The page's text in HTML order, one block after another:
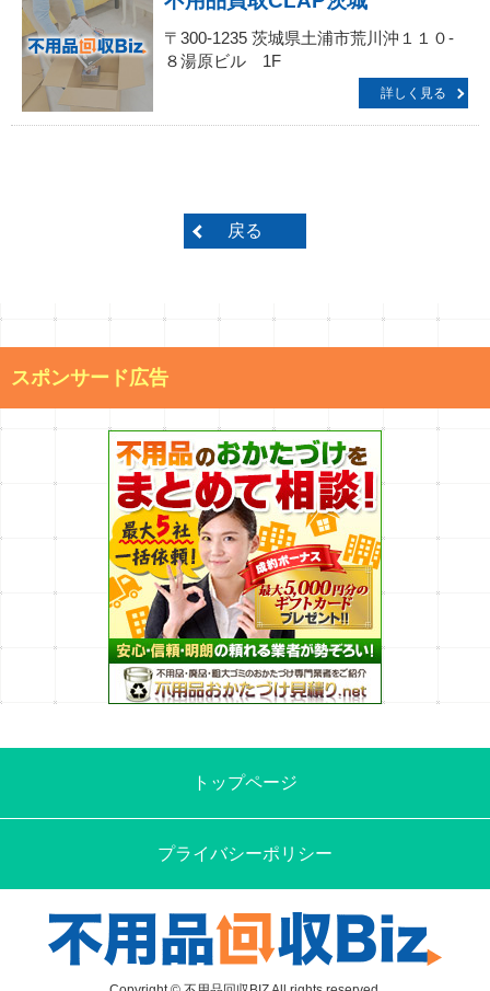
〒300-1235 茨城県土浦市荒川沖１１０-
８湯原ビル 1F
詳しく見る
戻る
スポンサード広告
トップページ
プライバシーポリシー